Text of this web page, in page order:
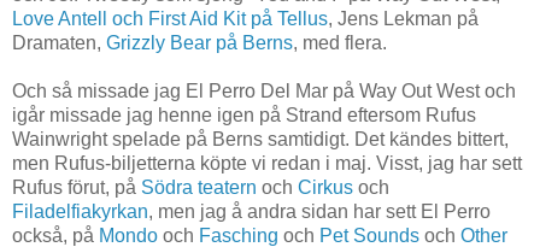
Love Antell och First Aid Kit på Tellus, Jens Lekman på
Dramaten, Grizzly Bear på Berns, med flera.
Och så missade jag El Perro Del Mar på Way Out West och
igår missade jag henne igen på Strand eftersom Rufus
Wainwright spelade på Berns samtidigt. Det kändes bittert,
men Rufus-biljetterna köpte vi redan i maj. Visst, jag har sett
Rufus förut, på Södra teatern och Cirkus och
Filadelfiakyrkan, men jag å andra sidan har sett El Perro
också, på Mondo och Fasching och Pet Sounds och Other